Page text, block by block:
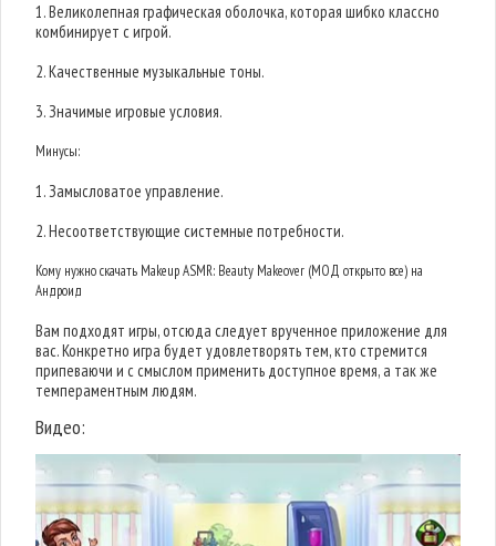
1. Великолепная графическая оболочка, которая шибко классно
комбинирует с игрой.
2. Качественные музыкальные тоны.
3. Значимые игровые условия.
Минусы:
1. Замысловатое управление.
2. Несоответствующие системные потребности.
Кому нужно скачать Makeup ASMR: Beauty Makeover (МОД открыто все) на
Андроид
Вам подходят игры, отсюда следует врученное приложение для
вас. Конкретно игра будет удовлетворять тем, кто стремится
припеваючи и с смыслом применить доступное время, а так же
темпераментным людям.
Видео: